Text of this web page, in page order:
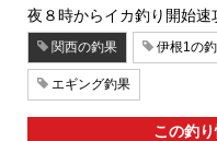
夜８時からイカ釣り開始速
関西の釣果 伊根1の
エギング釣果
この釣